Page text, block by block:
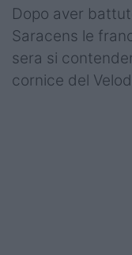
Rugby World
Super Rugby
Dopo aver
Saracens le
sera si
cornice del